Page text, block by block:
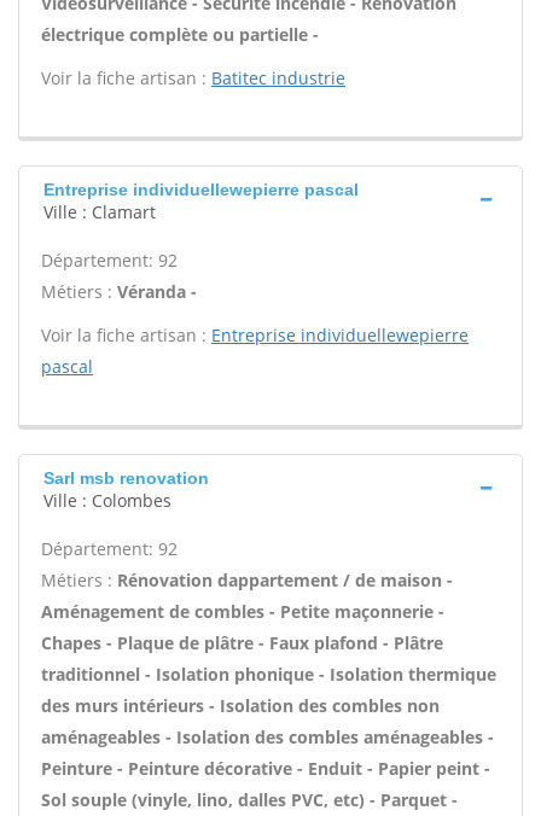
électrique complète ou partielle -
Voir la fiche artisan : Batitec industrie
Entreprise individuellewepierre pascal
Ville : Clamart
Département: 92
Métiers : Véranda -
Voir la fiche artisan : Entreprise individuellewepierre
pascal
Sarl msb renovation
Ville : Colombes
Département: 92
Métiers : Rénovation dappartement / de maison -
Aménagement de combles - Petite maçonnerie -
Chapes - Plaque de plâtre - Faux plafond - Plâtre
traditionnel - Isolation phonique - Isolation thermique
des murs intérieurs - Isolation des combles non
aménageables - Isolation des combles aménageables -
Peinture - Peinture décorative - Enduit - Papier peint -
Sol souple (vinyle, lino, dalles PVC, etc) - Parquet -